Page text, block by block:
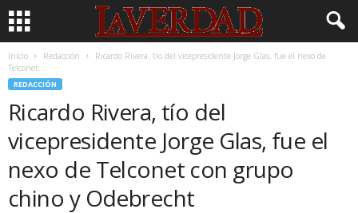
Inicio Redacción
Ricardo Rivera, tío del vicepresidente Jorge Glas, fue el nexo de
Telconet...
REDACCIÓN
Ricardo Rivera, tío del
vicepresidente Jorge Glas, fue el
nexo de Telconet con grupo
chino y Odebrecht